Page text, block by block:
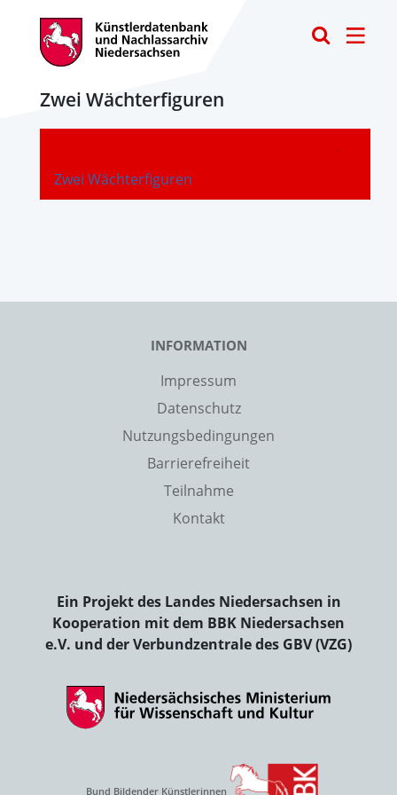
Zwei Wächterfiguren
Zwei Wächterfiguren
-
INFORMATION
Impressum
Datenschutz
Nutzungsbedingungen
Barrierefreiheit
Teilnahme
Kontakt
Ein Projekt des Landes Niedersachsen in
Kooperation mit dem BBK Niedersachsen
e.V. und der Verbundzentrale des GBV (VZG)
Bund Bildender Künstlerinnen